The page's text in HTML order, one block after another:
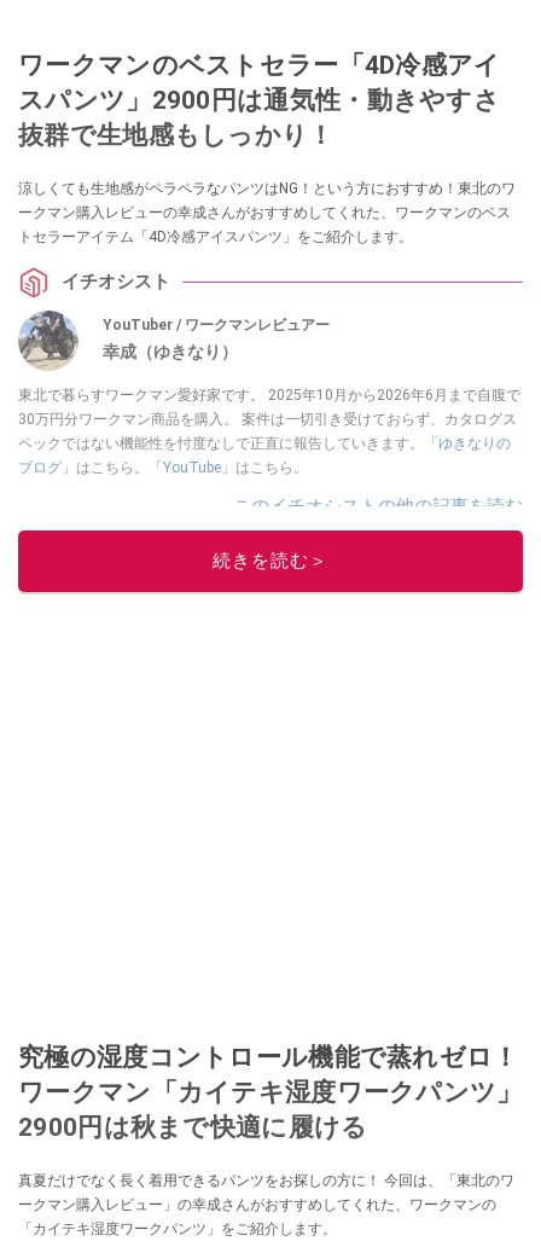
ワークマンのベストセラー「4D冷感アイ
スパンツ」2900円は通気性・動きやすさ
抜群で生地感もしっかり！
涼しくても生地感がペラペラなパンツはNG！という方におすすめ！東北のワ
ークマン購入レビューの幸成さんがおすすめしてくれた、ワークマンのベス
トセラーアイテム「4D冷感アイスパンツ」をご紹介します。
イチオシスト
YouTuber / ワークマンレビュアー
幸成（ゆきなり）
東北で暮らすワークマン愛好家です。 2025年10月から2026年6月まで自腹で
30万円分ワークマン商品を購入。 案件は一切引き受けておらず、カタログス
ペックではない機能性を忖度なしで正直に報告していきます。「ゆきなりの
ブログ 」はこちら。「YouTube 」はこちら。
このイチオシストの他の記事を読む
続きを読む＞
究極の湿度コントロール機能で蒸れゼロ！
ワークマン「カイテキ湿度ワークパンツ」
2900円は秋まで快適に履ける
真夏だけでなく長く着用できるパンツをお探しの方に！ 今回は、「東北のワ
ークマン購入レビュー」の幸成さんがおすすめしてくれた、ワークマンの
「カイテキ湿度ワークパンツ」をご紹介します。